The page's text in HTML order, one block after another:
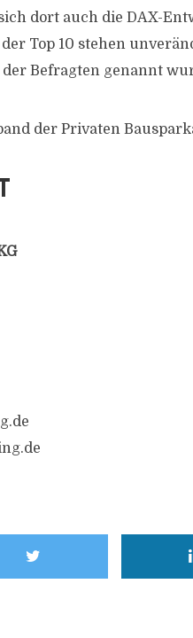
dort auch die DAX-
Top 10 stehen
Befragten genannt
der Privaten